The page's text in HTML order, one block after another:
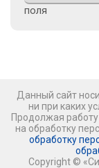
поля
Данный сайт
ни при каких
Продолжая
на обработку
обработку
Copyright ©